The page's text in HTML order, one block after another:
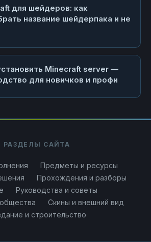
для шейдеров: как
название шейдерпака и не
Minecraft server —
для новичков и профи
РАЗДЕЛЫ САЙТА
Предметы и ресурсы
Прохождения и разборы
Руководства и советы
Скины и внешний вид
и строительство